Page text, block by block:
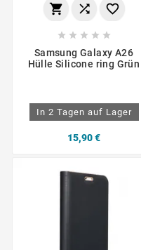
  
    
Samsung Galaxy A26
Hülle Silicone ring Grün
In 2 Tagen auf Lager
15,90 €